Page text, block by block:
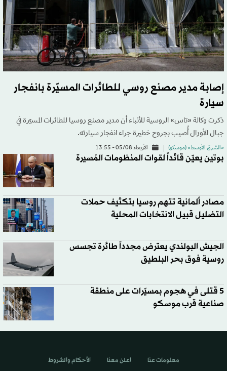
إصابة مدير مصنع روسي للطائرات المسيّرة بانفجار
سيارة
ذكرت وكالة «تاس» الروسية للأنباء أن مدير مصنع روسيا للطائرات المسيّرة في
جبال الأورال أُصيب بجروح خطيرة جراء انفجار سيارته.
«الشرق الأوسط» (موسكو) الأربعاء 05/08 - 13:55
بوتين يعيّن قائداً لقوات المنظومات المُسيرة
مصادر ألمانية تتهم روسيا بتكثيف حملات
التضليل قبيل الانتخابات المحلية
الجيش البولندي يعترض مجدداً طائرة تجسس
روسية فوق بحر البلطيق
5 قتلى في هجوم بمسيّرات على منطقة
صناعية قرب موسكو
معلومات عنا اعلن معنا الأحكام والشروط